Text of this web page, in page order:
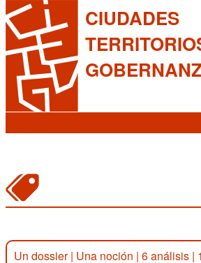
CIUDADES
Un dossier| Una noción | 6 análisis |